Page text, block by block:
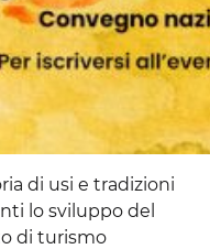
di usi e tradizioni
lo sviluppo del
di turismo